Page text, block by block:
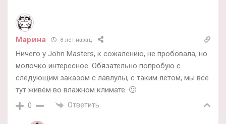
Марина 8 лет назад
Ничего у John Masters, к сожалению, не пробовала, но
молочко интересное. Обязательно попробую с
следующим заказом с лавлулы, с таким летом, мы все
тут живём во влажном климате. 🙂
0 Ответить